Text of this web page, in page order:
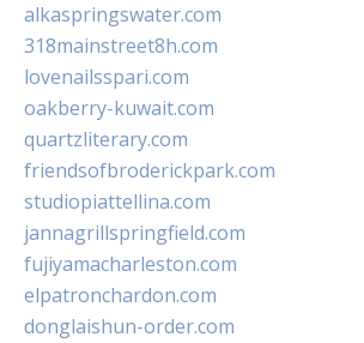
alkaspringswater.com
318mainstreet8h.com
lovenailsspari.com
oakberry-kuwait.com
quartzliterary.com
friendsofbroderickpark.com
studiopiattellina.com
jannagrillspringfield.com
fujiyamacharleston.com
elpatronchardon.com
donglaishun-order.com